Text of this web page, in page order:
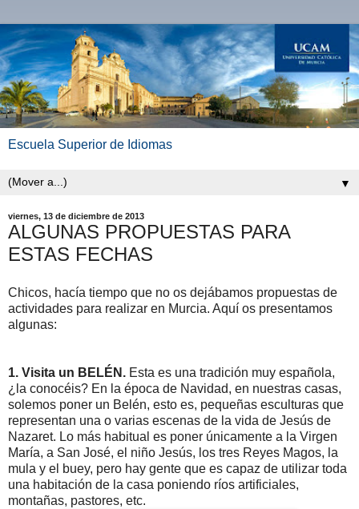
Escuela Superior de Idiomas
▼
viernes, 13 de diciembre de 2013
ALGUNAS PROPUESTAS PARA
ESTAS FECHAS
Chicos, hacía tiempo que no os dejábamos propuestas de
actividades para realizar en Murcia. Aquí os presentamos
algunas:
1. Visita un BELÉN. Esta es una tradición muy española,
¿la conocéis? En la época de Navidad, en nuestras casas,
solemos poner un Belén, esto es, pequeñas esculturas que
representan una o varias escenas de la vida de Jesús de
Nazaret. Lo más habitual es poner únicamente a la Virgen
María, a San José, el niño Jesús, los tres Reyes Magos, la
mula y el buey, pero hay gente que es capaz de utilizar toda
una habitación de la casa poniendo ríos artificiales,
montañas, pastores, etc.